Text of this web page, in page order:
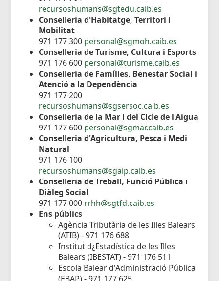
recursoshumans@sgtedu.caib.es
Conselleria d'Habitatge, Territori i
Mobilitat
971 177 300 personal@sgmoh.caib.es
Conselleria de Turisme, Cultura i Esports
971 176 600 personal@turisme.caib.es
Conselleria de Famílies, Benestar Social i
Atenció a la Dependència
971 177 200
recursoshumans@sgsersoc.caib.es
Conselleria de la Mar i del Cicle de l'Aigua
971 177 600 personal@sgmar.caib.es
Conselleria d'Agricultura, Pesca i Medi
Natural
971 176 100
recursoshumans@sgaip.caib.es
Conselleria de Treball, Funció Pública i
Diàleg Social
971 177 000 rrhh@sgtfd.caib.es
Ens públics
Agència Tributària de les Illes Balears
(ATIB) - 971 176 688
Institut d¿Estadística de les Illes
Balears (IBESTAT) - 971 176 511
Escola Balear d'Administració Pública
(EBAP) - 971 177 625